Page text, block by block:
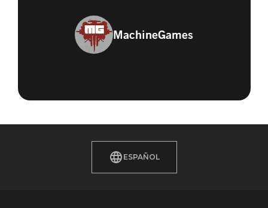
MachineGames
ESPAÑOL